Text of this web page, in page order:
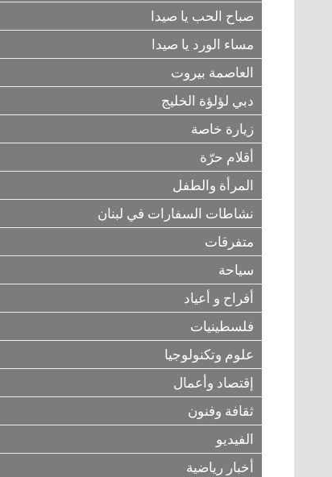
صباح الحب يا صيدا
مساء الورد يا صيدا
العاصمة بيروت
دبي لؤلؤة الخليج
زيارة خاصة
أقلام حرّة
المرأة والطفل
نشاطات السفارات في لبنان
متفرقات
سياحة
أفراح و أعياد
فلسطينيات
علوم وتكنولوجيا
إقتصاد وأعمال
ثقافة وفنون
الفيديو
أخبار رياضية